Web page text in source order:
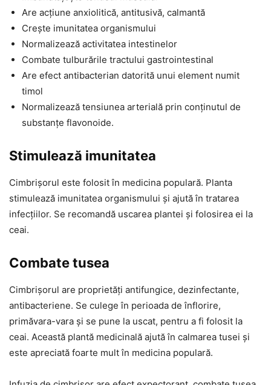
Are acțiune anxiolitică, antitusivă, calmantă
Crește imunitatea organismului
Normalizează activitatea intestinelor
Combate tulburările tractului gastrointestinal
Are efect antibacterian datorită unui element numit
timol
Normalizează tensiunea arterială prin conținutul de
substanțe flavonoide.
Stimulează imunitatea
Cimbrișorul este folosit în medicina populară. Planta
stimulează imunitatea organismului și ajută în tratarea
infecțiilor. Se recomandă uscarea plantei și folosirea ei la
ceai.
Combate tusea
Cimbrișorul are proprietăți antifungice, dezinfectante,
antibacteriene. Se culege în perioada de înflorire,
primăvara-vara și se pune la uscat, pentru a fi folosit la
ceai. Această plantă medicinală ajută în calmarea tusei și
este apreciată foarte mult în medicina populară.